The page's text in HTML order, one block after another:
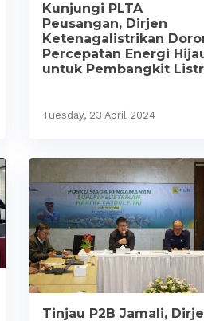
Kunjungi PLTA
Peusangan, Dirjen
Ketenagalistrikan
Percepatan Energi
untuk Pembangkit
Tuesday, 23 April 2024
Tinjau P2B Jamali,